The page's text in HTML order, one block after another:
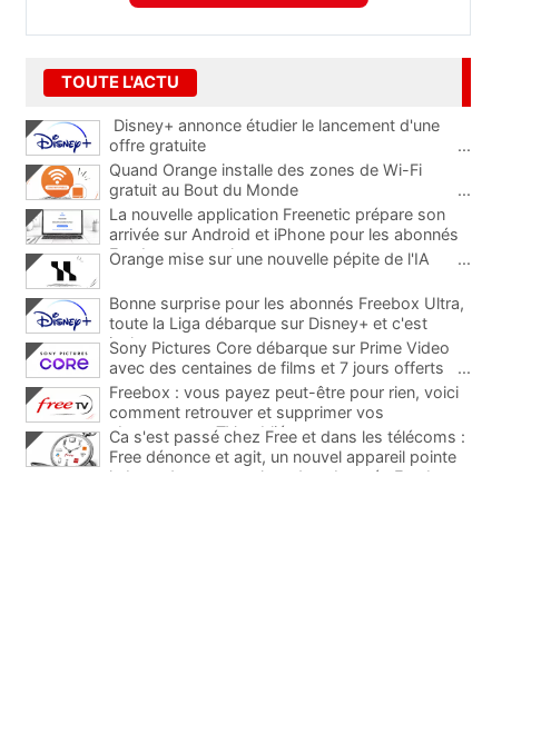
TOUTE L'ACTU
Disney+ annonce étudier le lancement d'une
offre gratuite
...
Quand Orange installe des zones de Wi-Fi
gratuit au Bout du Monde
...
La nouvelle application Freenetic prépare son
arrivée sur Android et iPhone pour les abonnés
Freebox, testez la
Orange mise sur une nouvelle pépite de l'IA ...
Bonne surprise pour les abonnés Freebox Ultra,
toute la Liga débarque sur Disney+ et c'est
inclus
Sony Pictures Core débarque sur Prime Video
avec des centaines de films et 7 jours offerts
...
Freebox : vous payez peut-être pour rien, voici
comment retrouver et supprimer vos
abonnements TV oubliés
...
Ca s'est passé chez Free et dans les télécoms :
Free dénonce et agit, un nouvel appareil pointe
le bout de son nez chez des abonnés Freebox...